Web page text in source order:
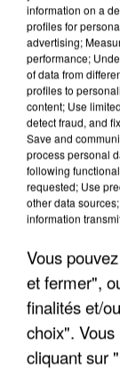
UNE
COULÉE DE
information on a
profiles for
advertising;
performance;
of data from
profiles to
content; Use
detect fraud, and
Save and
process personal
following
requested; Use
other data
information
Vous
et fermer",
finalités et/
choix".
cliquant sur